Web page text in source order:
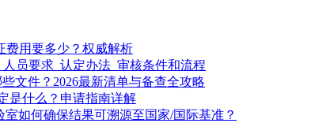
费用要多少？权威解析
员要求_认定办法_审核条件和流程
文件？2026最新清单与备查全攻略
是什么？申请指南详解
如何确保结果可溯源至国家/国际基准？